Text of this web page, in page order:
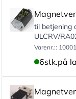
til betjening
ULCRV/
Varenr.::
6stk.på